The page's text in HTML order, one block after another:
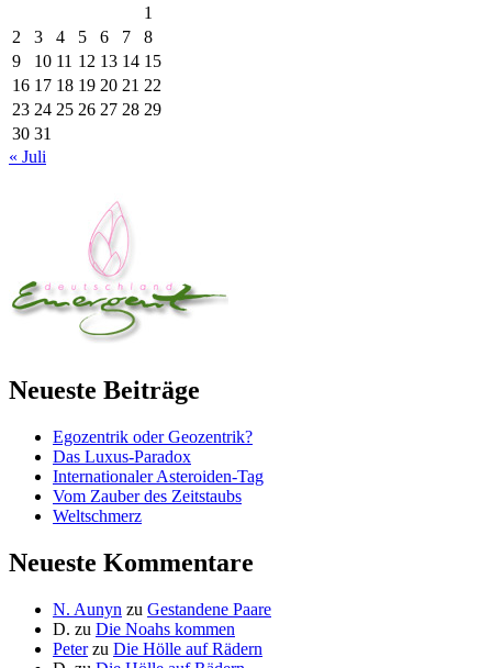
1
2
3 4 5 6 7
8
9
10 11 12 13 14 15
16 17 18 19 20 21 22
23 24 25 26 27 28 29
30 31
« Juli
Neueste Beiträge
Egozentrik oder Geozentrik?
Das Luxus-Paradox
Internationaler Asteroiden-Tag
Vom Zauber des Zeitstaubs
Weltschmerz
Neueste Kommentare
N. Aunyn zu Gestandene Paare
D. zu Die Noahs kommen
Peterzu Die Hölle auf Rädern